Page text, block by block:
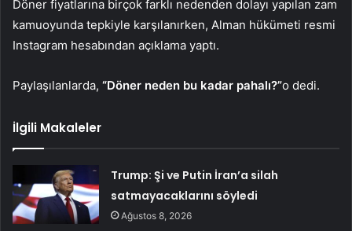
Döner fiyatlarına birçok farklı nedenden dolayı yapılan zam
kamuoyunda tepkiyle karşılanırken, Alman hükümeti resmi
Instagram hesabından açıklama yaptı.
Paylaşılanlarda, “Döner neden bu kadar pahalı?”o dedi.
İlgili Makaleler
Trump: Şi ve Putin İran’a silah
satmayacaklarını söyledi
Ağustos 8, 2026